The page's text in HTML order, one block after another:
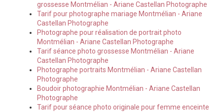
grossesse Montmélian - Ariane Castellan Photographe
Tarif pour photographe mariage Montmélian - Ariane
Castellan Photographe
Photographe pour réalisation de portrait photo
Montmélian - Ariane Castellan Photographe
Tarif séance photo grossesse Montmélian - Ariane
Castellan Photographe
Photographe portraits Montmélian - Ariane Castellan
Photographe
Boudoir photographie Montmélian - Ariane Castellan
Photographe
Tarif pour séance photo originale pour femme enceinte